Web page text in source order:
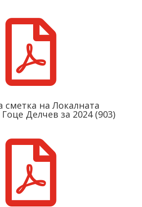

сметкa на Локалната
Делчев за 2024 (903)
